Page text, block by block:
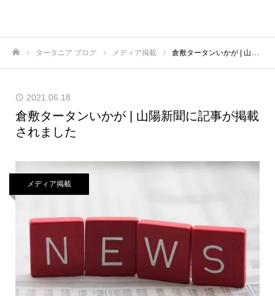
タータニア ブログ メディア掲載 倉敷タータンいかが | 山陽新聞に記事が掲載されました
2021.06.18
倉敷タータンいかが | 山陽新聞に記事が掲載
されました
メディア掲載